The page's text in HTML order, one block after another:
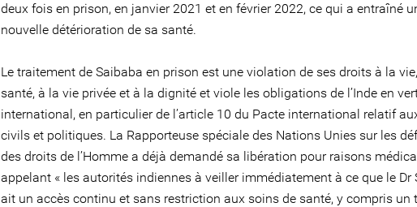
deux fois en prison, en janvier 2021 et en février 2022, ce qui a entraîné
nouvelle détérioration de sa santé.
Le traitement de Saibaba en prison est une violation de ses droits à la
santé, à la vie privée et à la dignité et viole les obligations de l’Inde en
international, en particulier de l’article 10 du Pacte international relatif
civils et politiques. La Rapporteuse spéciale des Nations Unies sur les
des droits de l’Homme a déjà demandé sa libération pour raisons
appelant « les autorités indiennes à veiller immédiatement à ce que le Dr
ait un accès continu et sans restriction aux soins de santé, y compris un